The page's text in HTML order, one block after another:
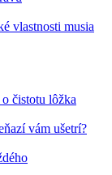
vlastnosti musia
čistotu lôžka
vám ušetrí?